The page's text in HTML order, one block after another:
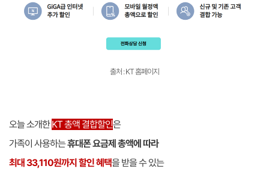
출처 : KT 홈페이지
오늘 소개한KT 총액 결합할인은
가족이 사용하는휴대폰 요금제 총액에 따라
최대 33,110원까지 할인 혜택을 받을 수 있는